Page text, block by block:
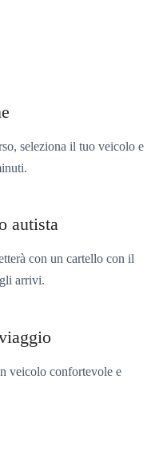
seleziona il tuo veicolo e
autista
con un cartello con il
arrivi.
veicolo confortevole e